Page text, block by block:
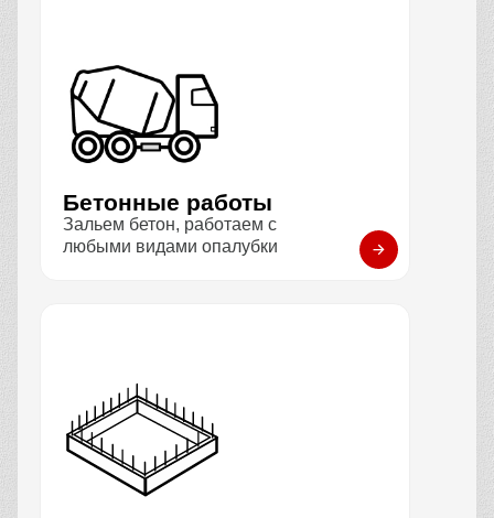
Бетонные работы
Зальем бетон, работаем с
любыми видами опалубки